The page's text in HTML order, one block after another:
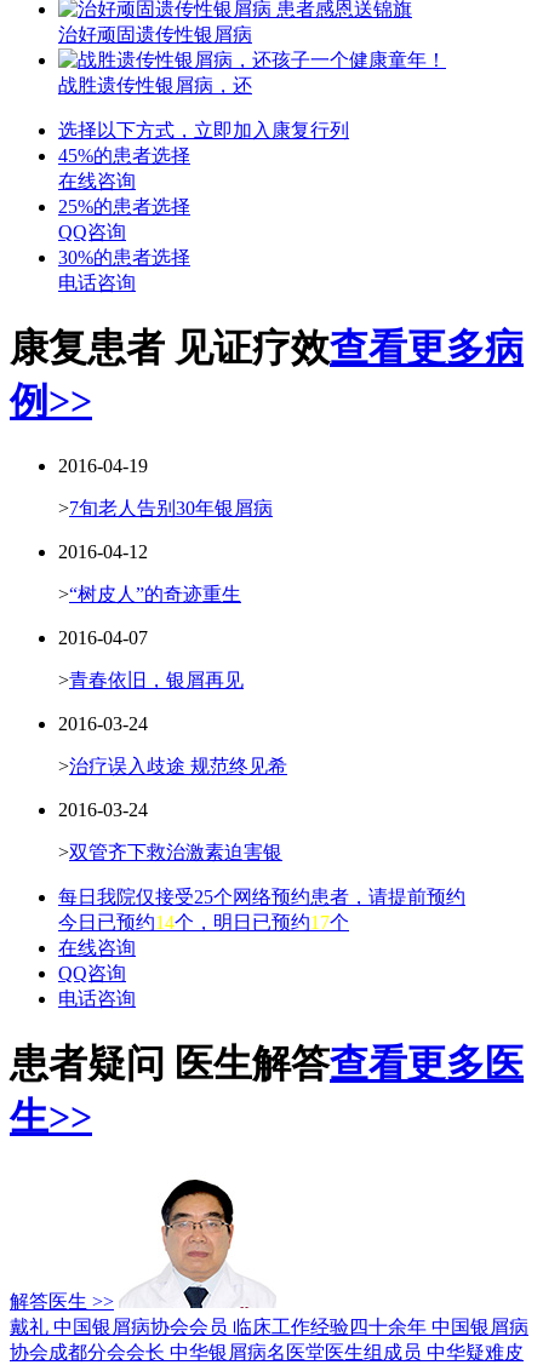
治好顽固遗传性银屑病
战胜遗传性银屑病，还
选择以下方式，立即加入康复行列
45%的患者选择
在线咨询
25%的患者选择
QQ咨询
30%的患者选择
电话咨询
康复患者 见证疗效查看更多病
例>>
2016-04-19
>7旬老人告别30年银屑病
2016-04-12
>“树皮人”的奇迹重生
2016-04-07
>青春依旧，银屑再见
2016-03-24
>治疗误入歧途 规范终见希
2016-03-24
>双管齐下救治激素迫害银
每日我院仅接受25个网络预约患者，请提前预约
今日已预约14个，明日已预约17个
在线咨询
QQ咨询
电话咨询
患者疑问 医生解答查看更多医
生>>
解答医生 >>
戴礼 中国银屑病协会会员 临床工作经验四十余年 中国银屑病
协会成都分会会长 中华银屑病名医堂医生组成员 中华疑难皮